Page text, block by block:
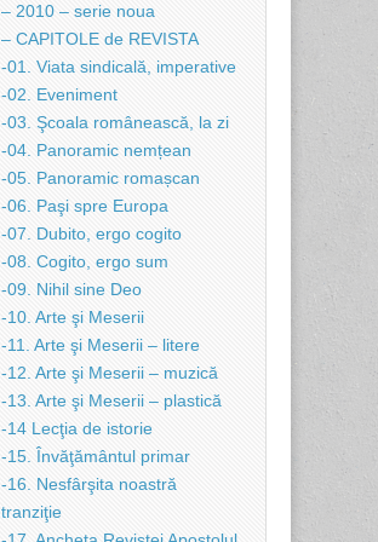
– 2010 – serie noua
– CAPITOLE de REVISTA
-01. Viata sindicală, imperative
-02. Eveniment
-03. Şcoala românească, la zi
-04. Panoramic nemțean
-05. Panoramic romașcan
-06. Paşi spre Europa
-07. Dubito, ergo cogito
-08. Cogito, ergo sum
-09. Nihil sine Deo
-10. Arte şi Meserii
-11. Arte şi Meserii – litere
-12. Arte şi Meserii – muzică
-13. Arte şi Meserii – plastică
-14 Lecţia de istorie
-15. Învăţământul primar
-16. Nesfârşita noastră
tranziţie